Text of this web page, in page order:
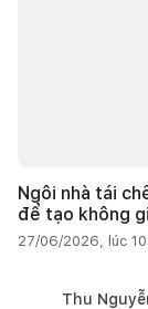
Ngôi nhà tái
để tạo không
27/06/2026, lúc
Thu